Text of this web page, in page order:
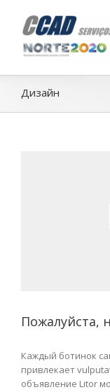
Дизайн
Пожалуйста,
Каждый ботинок
привлекает
объявление Litor